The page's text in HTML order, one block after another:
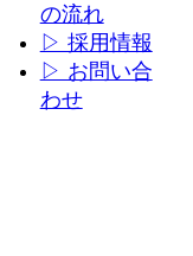
の流れ
▷ 採用情報
▷ お問い合
わせ